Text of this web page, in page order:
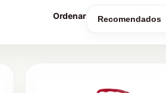
Ordenar